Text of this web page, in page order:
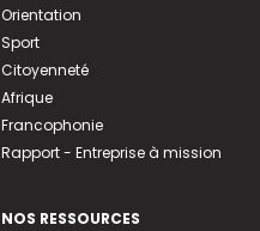
Orientation
Sport
Citoyenneté
Afrique
Francophonie
Rapport - Entreprise à mission
NOS RESSOURCES